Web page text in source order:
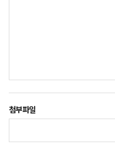
첨부파일